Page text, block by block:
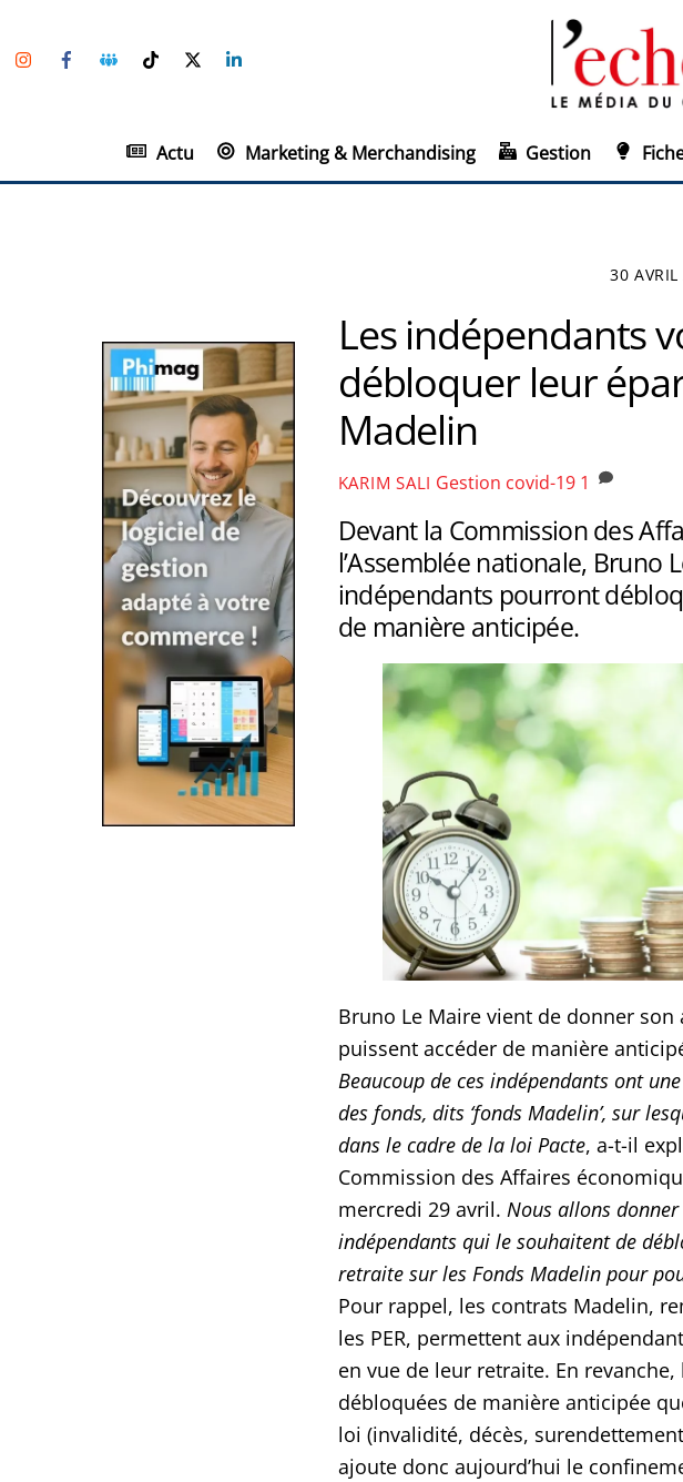
to
InstagramFacebookGroupe
Facebook
TikTokTwitter
Actu Marketing & Merchandising Gestion
30
Les indépendants
débloquer leur
Madelin
KARIM SALI Gestion covid-19 1
Devant la Commission des
l’Assemblée nationale, Bruno
indépendants pourront
de manière anticipée.
Bruno Le Maire vient de donner
puissent accéder de manière
Beaucoup de ces indépendants ont
des fonds, dits ‘fonds Madelin’, sur
dans le cadre de la loi Pacte, a-t-il
Commission des Affaires
mercredi 29 avril. Nous allons
indépendants qui le souhaitent de
retraite sur les Fonds Madelin pour
Pour rappel, les contrats Madelin,
les PER, permettent aux
en vue de leur retraite. En
débloquées de manière anticipée
loi (invalidité, décès,
ajoute donc aujourd’hui le